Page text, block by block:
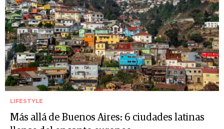
LIFESTYLE
Más allá de Buenos Aires: 6 ciudades latinas